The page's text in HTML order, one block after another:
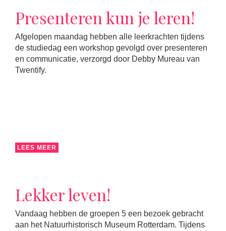
Presenteren kun je leren!
Afgelopen maandag hebben alle leerkrachten tijdens
de studiedag een workshop gevolgd over presenteren
en communicatie, verzorgd door Debby Mureau van
Twentify.
LEES MEER
Lekker leven!
Vandaag hebben de groepen 5 een bezoek gebracht
aan het Natuurhistorisch Museum Rotterdam. Tijdens